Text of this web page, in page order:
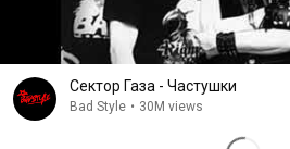
Сектор Газа - Частушки
Bad Style • 30M views